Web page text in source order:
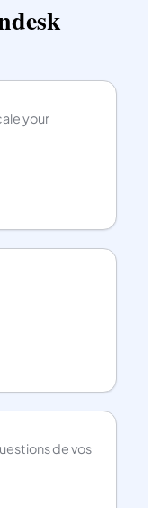
your
de vos